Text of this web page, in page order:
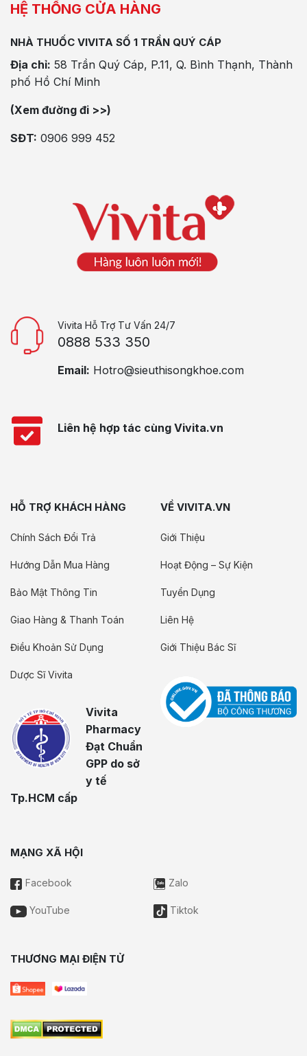
HỆ THỐNG CỬA HÀNG
NHÀ THUỐC VIVITA SỐ 1 TRẦN QUÝ CÁP
Địa chỉ: 58 Trần Quý Cáp, P.11, Q. Bình Thạnh, Thành
phố Hồ Chí Minh
(Xem đường đi >>)
SĐT: 0906 999 452
Vivita Hỗ Trợ Tư Vấn 24/7
0888 533 350
Email: Hotro@sieuthisongkhoe.com
Liên hệ hợp tác cùng Vivita.vn
HỖ TRỢ KHÁCH HÀNG
Chính Sách Đổi Trả
Hướng Dẫn Mua Hàng
Bảo Mật Thông Tin
Giao Hàng & Thanh Toán
Điều Khoản Sử Dụng
Dược Sĩ Vivita
Vivita
Pharmacy
Đạt Chuẩn
GPP do sở
y tế
Tp.HCM cấp
VỀ VIVITA.VN
Giới Thiệu
Hoạt Động – Sự Kiện
Tuyển Dụng
Liên Hệ
Giới Thiệu Bác Sĩ
MẠNG XÃ HỘI
Facebook Zalo
YouTube Tiktok
THƯƠNG MẠI ĐIỆN TỬ